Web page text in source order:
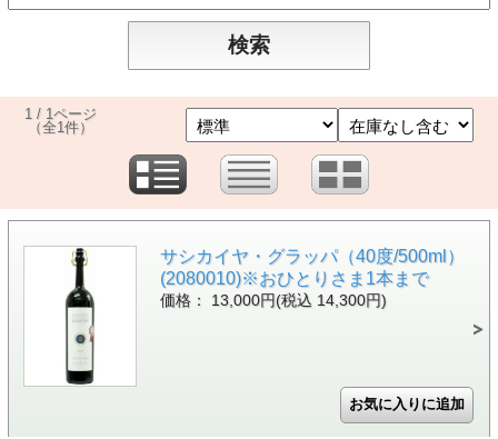
1 / 1ページ
（全1件）
サシカイヤ・グラッパ（40度/500ml）
(2080010)※おひとりさま1本まで
価格： 13,000円(税込 14,300円)